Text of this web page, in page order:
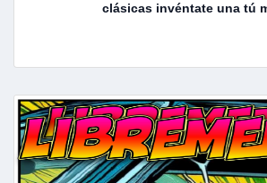
clásicas invéntate una tú